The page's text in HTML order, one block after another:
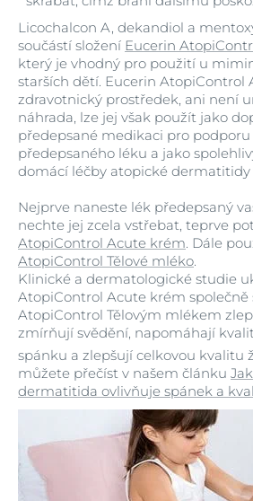
Licochalcon A, dekandiol a
součástí složení Eucerin
který je vhodný pro použití u
starších dětí. Eucerin AtopiControl
zdravotnický prostředek, ani není
náhrada, lze jej však použít jako
předepsané medikaci pro
předepsaného léku a jako
domácí léčby atopické dermatitidy
Nejprve naneste lék předepsaný
nechte jej zcela vstřebat, teprve
AtopiControl Acute krém. Dále
AtopiControl Tělové mléko.
Klinické a dermatologické studie
AtopiControl Acute krém společně
AtopiControl Tělovým mlékem
zmírňují svědění, napomáhají
spánku a zlepšují celkovou kvalitu
můžete přečíst v našem článku
dermatitida ovlivňuje spánek a